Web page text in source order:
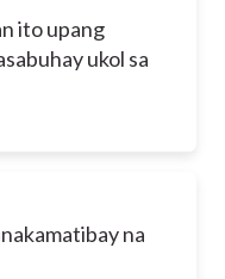
ito upang
ukol sa
na